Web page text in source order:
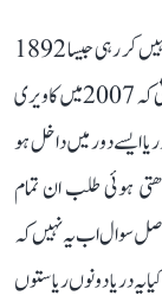
مصنف اور ناقد او کے جانی کہتے ہیں، ’’کاویری اب ویسا برتاؤ نہیں کر رہی جیسا 1892
اور 1924 کے نوآبادیاتی معاہدوں کے وقت کرتی تھی، یا حتیٰ کہ 2007 میں کاویری
ایسے دور میں داخل ہو
ہوئی طلب ان تمام
سوال اب یہ نہیں کہ
یہ دریا دونوں ریاستوں